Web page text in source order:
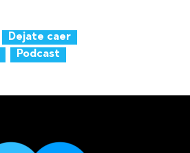
Dejate caer
Podcast